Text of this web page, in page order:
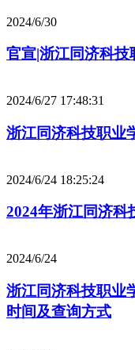
2024/6/30
官宣|浙江同济科技
2024/6/27 17:48:31
浙江同济科技职业
2024/6/24 18:25:24
2024年浙江同济科
2024/6/24
浙江同济科技职业
时间及查询方式